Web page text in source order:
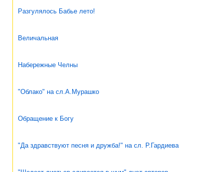
Разгулялось Бабье лето!
Величальная
Набережные Челны
"Облако" на сл.А.Мурашко
Обращение к Богу
"Да здравствуют песня и дружба!" на сл. Р.Гардиева